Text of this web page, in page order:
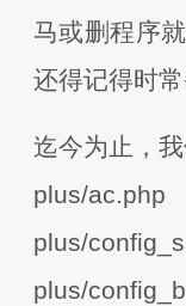
马或删程序
还得记得时
迄今为止，
plus/ac.php
plus/
plus/